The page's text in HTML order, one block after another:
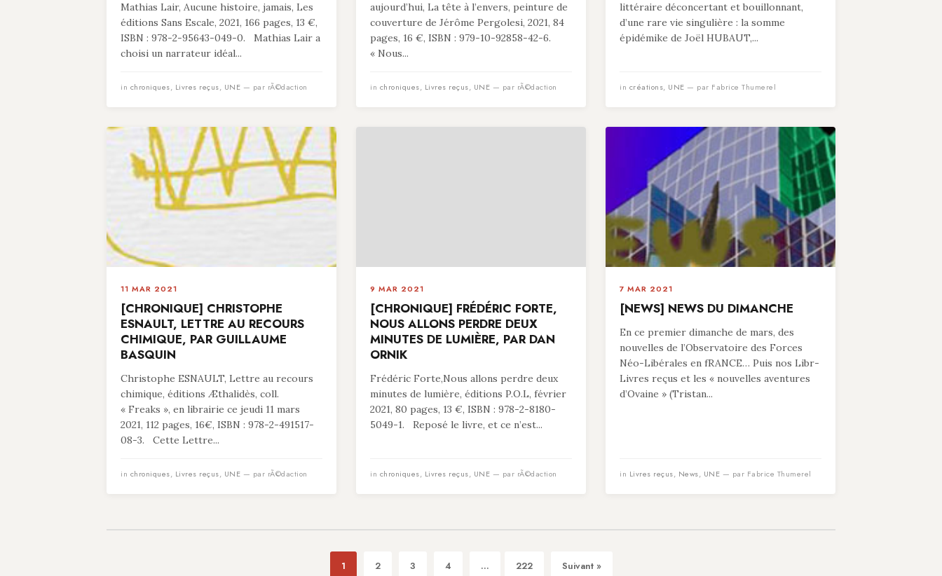
Mathias Lair, Aucune histoire, jamais, Les
éditions Sans Escale, 2021, 166 pages, 13 €,
ISBN : 978-2-95643-049-0. Mathias Lair a
choisi un narrateur idéal...
in chroniques, Livres reçus, UNE — par rÃ©daction
aujourd’hui, La tête à l’envers, peinture de
couverture de Jérôme Pergolesi, 2021, 84
pages, 16 €, ISBN : 979-10-92858-42-6.
« Nous...
in chroniques, Livres reçus, UNE — par rÃ©daction
littéraire déconcertant et bouillonnant,
d’une rare vie singulière : la somme
épidémike de Joël HUBAUT,...
in créations, UNE — par Fabrice Thumerel
11 MAR 2021
[CHRONIQUE] CHRISTOPHE
ESNAULT, LETTRE AU RECOURS
CHIMIQUE, PAR GUILLAUME
BASQUIN
Christophe ESNAULT, Lettre au recours
chimique, éditions Æthalidès, coll.
« Freaks », en librairie ce jeudi 11 mars
2021, 112 pages, 16€, ISBN : 978-2-491517-
08-3. Cette Lettre...
in chroniques, Livres reçus, UNE — par rÃ©daction
9 MAR 2021
[CHRONIQUE] FRÉDÉRIC FORTE,
NOUS ALLONS PERDRE DEUX
MINUTES DE LUMIÈRE, PAR DAN
ORNIK
Frédéric Forte,Nous allons perdre deux
minutes de lumière, éditions P.O.L, février
2021, 80 pages, 13 €, ISBN : 978-2-8180-
5049-1. Reposé le livre, et ce n’est...
in chroniques, Livres reçus, UNE — par rÃ©daction
7 MAR 2021
[NEWS] NEWS DU DIMANCHE
En ce premier dimanche de mars, des
nouvelles de l’Observatoire des Forces
Néo-Libérales en fRANCE… Puis nos Libr-
Livres reçus et les « nouvelles aventures
d’Ovaine » (Tristan...
in Livres reçus, News, UNE — par Fabrice Thumerel
1 2 3 4 ... 222 Suivant »